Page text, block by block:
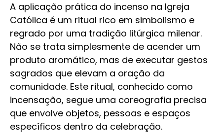
A aplicação prática do incenso na Igreja
Católica é um ritual rico em simbolismo e
regrado por uma tradição litúrgica milenar.
Não se trata simplesmente de acender um
produto aromático, mas de executar gestos
sagrados que elevam a oração da
comunidade. Este ritual, conhecido como
incensação, segue uma coreografia precisa
que envolve objetos, pessoas e espaços
específicos dentro da celebração.